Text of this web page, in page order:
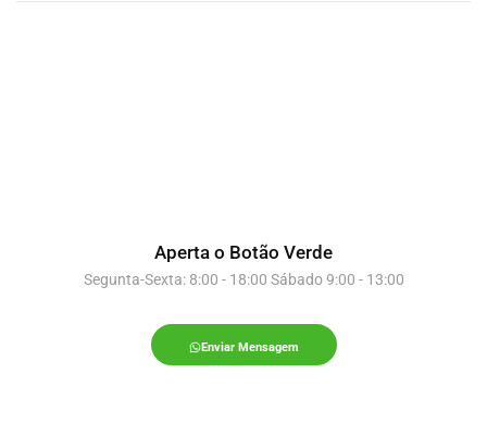
Aperta o Botão Verde
Segunta-Sexta: 8:00 - 18:00 Sábado 9:00 - 13:00
Enviar Mensagem